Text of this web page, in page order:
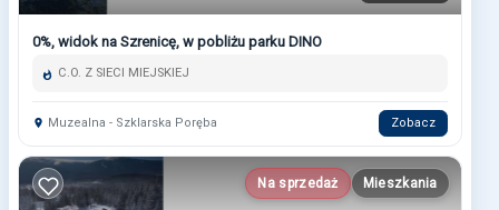
0%, widok na Szrenicę, w pobliżu parku DINO
C.O. Z SIECI MIEJSKIEJ
Muzealna - Szklarska Poręba Zobacz
Na sprzedaż Mieszkania